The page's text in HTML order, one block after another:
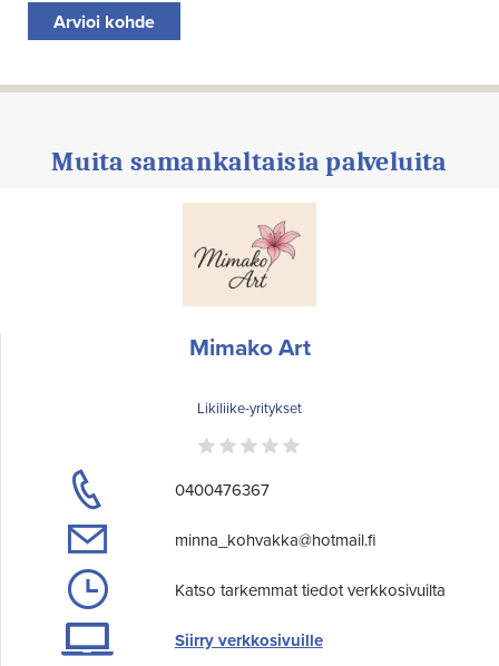
Arvioi kohde
Muita samankaltaisia palveluita
Mimako Art
Likiliike-yritykset
0400476367
minna_kohvakka@hotmail.fi
Katso tarkemmat tiedot verkkosivuilta
Siirry verkkosivuille